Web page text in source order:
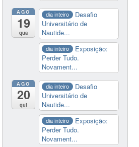
AGO
19
qua
dia inteiro
Desafio
Universitário de
Nautide...
dia inteiro
Exposição:
Perder Tudo.
Novament...
AGO
20
qui
dia inteiro
Desafio
Universitário de
Nautide...
dia inteiro
Exposição:
Perder Tudo.
Novament...